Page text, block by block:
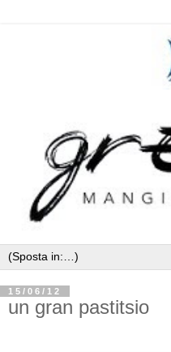
15/06/12
un gran pastitsio